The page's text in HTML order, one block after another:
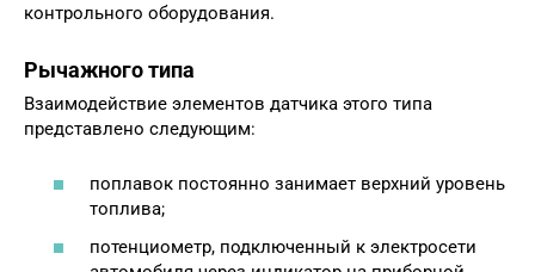
контрольного оборудования.
Рычажного типа
Взаимодействие элементов датчика этого типа
представлено следующим:
поплавок постоянно занимает верхний уровень
топлива;
потенциометр, подключенный к электросети